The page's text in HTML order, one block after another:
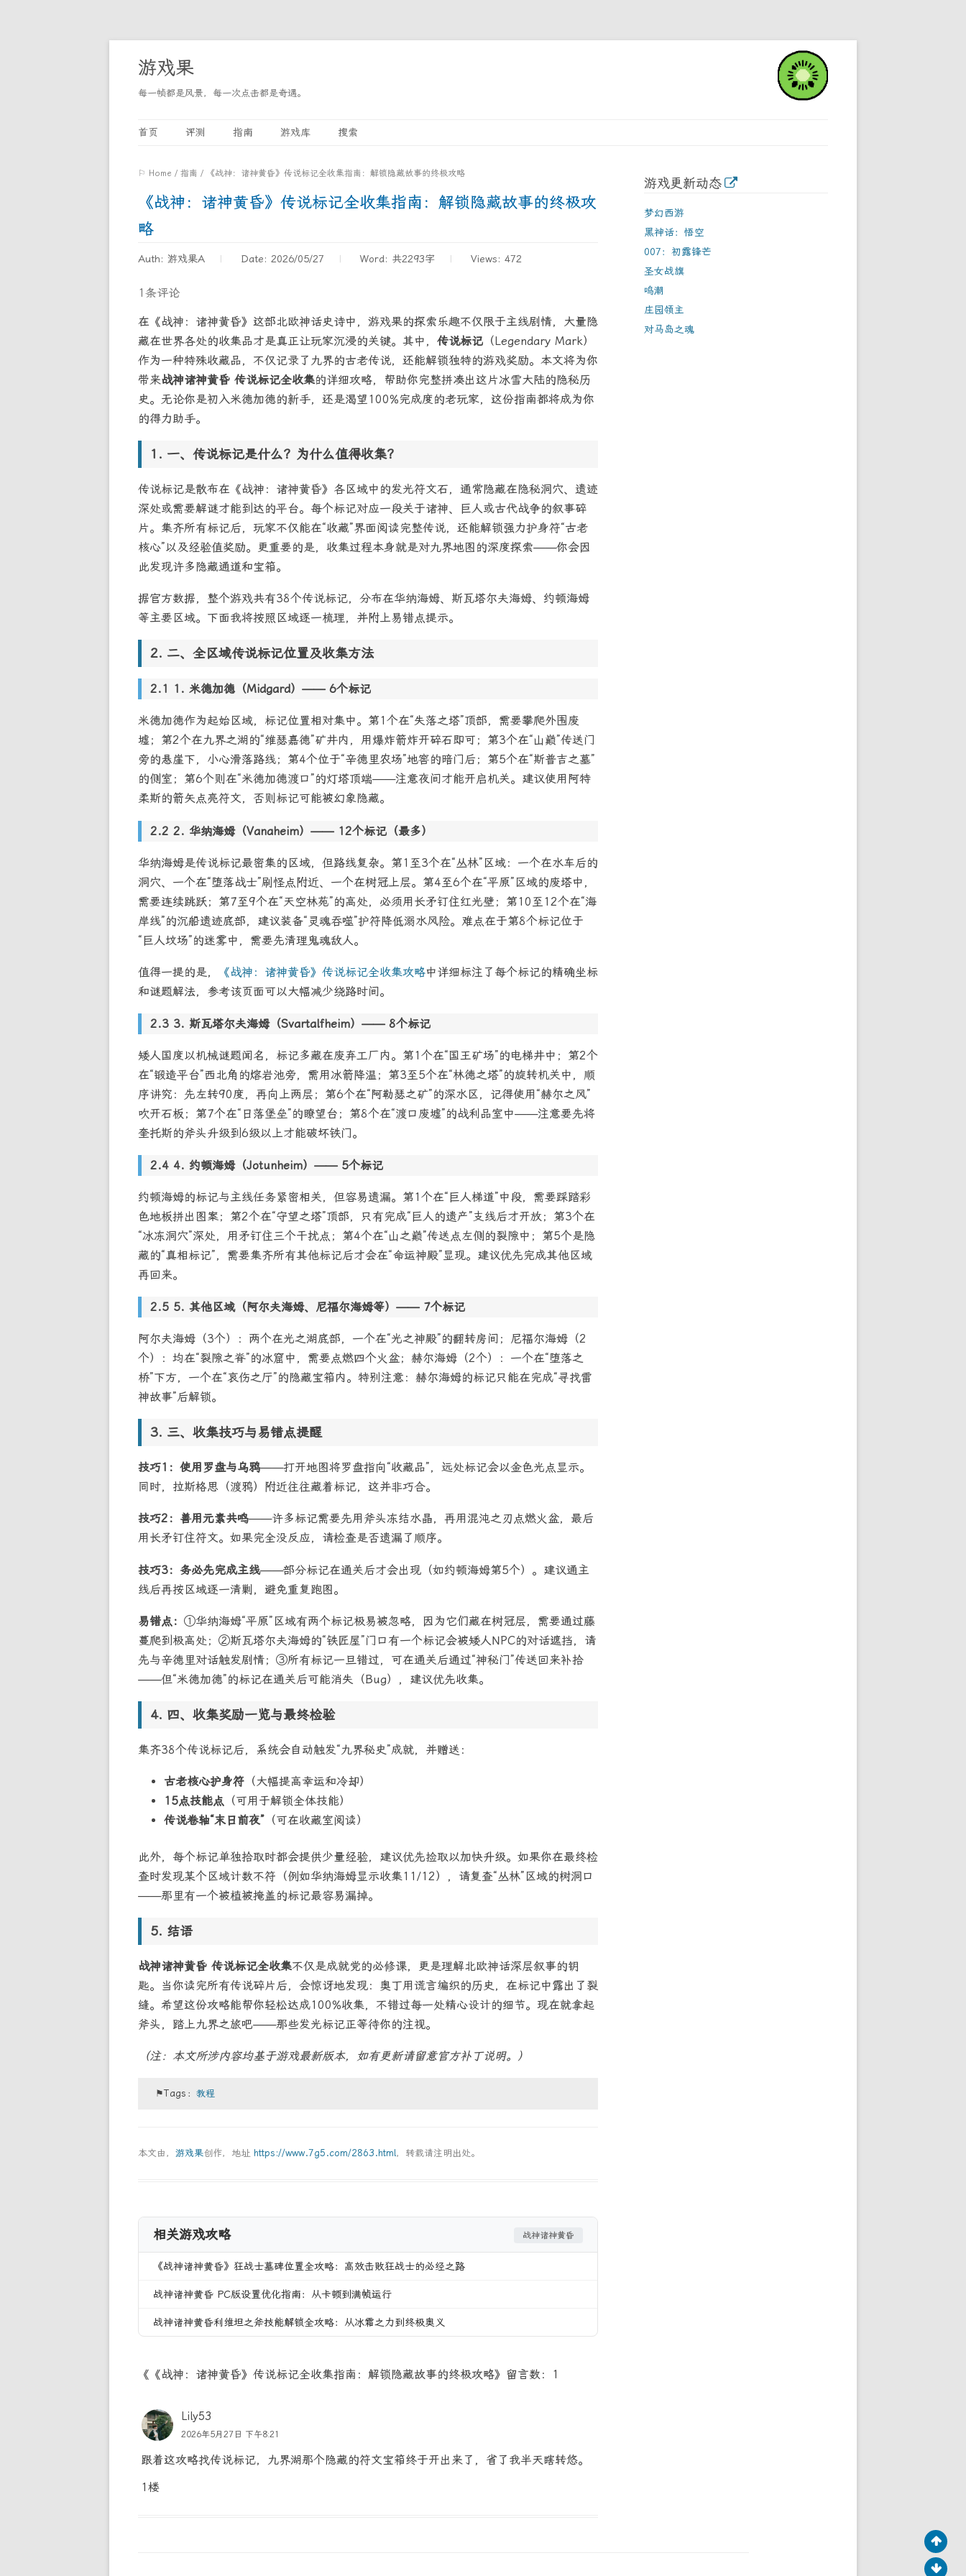
游戏果
每一帧都是风景，每一次点击都是奇遇。
首页 评测 指南 游戏库 搜索
⚐ Home / 指南 / 《战神：诸神黄昏》传说标记全收集指南：解锁隐藏故事的终极攻略
《战神：诸神黄昏》传说标记全收集指南：解锁隐藏故事的终极攻
略
Auth: 游戏果A Date: 2026/05/27 Word: 共2293字 Views: 472
1条评论
在《战神：诸神黄昏》这部北欧神话史诗中，游戏果的探索乐趣不仅限于主线剧情，大量隐
藏在世界各处的收集品才是真正让玩家沉浸的关键。其中， 传说标记 （Legendary Mark）
作为一种特殊收藏品，不仅记录了九界的古老传说，还能解锁独特的游戏奖励。本文将为你
带来战神诸神黄昏 传说标记全收集的详细攻略，帮助你完整拼凑出这片冰雪大陆的隐秘历
史。无论你是初入米德加德的新手，还是渴望100%完成度的老玩家，这份指南都将成为你
的得力助手。
一、传说标记是什么？为什么值得收集？
传说标记是散布在《战神：诸神黄昏》各区域中的发光符文石，通常隐藏在隐秘洞穴、遗迹
深处或需要解谜才能到达的平台。每个标记对应一段关于诸神、巨人或古代战争的叙事碎
片。集齐所有标记后，玩家不仅能在“收藏”界面阅读完整传说，还能解锁强力护身符“古老
核心”以及经验值奖励。更重要的是，收集过程本身就是对九界地图的深度探索——你会因
此发现许多隐藏通道和宝箱。
据官方数据，整个游戏共有38个传说标记，分布在华纳海姆、斯瓦塔尔夫海姆、约顿海姆
等主要区域。下面我将按照区域逐一梳理，并附上易错点提示。
二、全区域传说标记位置及收集方法
1. 米德加德（Midgard）—— 6个标记
米德加德作为起始区域，标记位置相对集中。第1个在“失落之塔”顶部，需要攀爬外围废
墟；第2个在九界之湖的“维瑟嘉德”矿井内，用爆炸箭炸开碎石即可；第3个在“山巅”传送门
旁的悬崖下，小心滑落路线；第4个位于“辛德里农场”地窖的暗门后；第5个在“斯普吉之墓”
的侧室；第6个则在“米德加德渡口”的灯塔顶端——注意夜间才能开启机关。建议使用阿特
柔斯的箭矢点亮符文，否则标记可能被幻象隐藏。
2. 华纳海姆（Vanaheim）—— 12个标记（最多）
华纳海姆是传说标记最密集的区域，但路线复杂。第1至3个在“丛林”区域：一个在水车后的
洞穴、一个在“堕落战士”刷怪点附近、一个在树冠上层。第4至6个在“平原”区域的废塔中，
需要连续跳跃；第7至9个在“天空林苑”的高处，必须用长矛钉住红光壁；第10至12个在“海
岸线”的沉船遗迹底部，建议装备“灵魂吞噬”护符降低溺水风险。难点在于第8个标记位于
“巨人坟场”的迷雾中，需要先清理鬼魂敌人。
值得一提的是， 《战神：诸神黄昏》传说标记全收集攻略中详细标注了每个标记的精确坐标
和谜题解法，参考该页面可以大幅减少绕路时间。
3. 斯瓦塔尔夫海姆（Svartalfheim）—— 8个标记
矮人国度以机械谜题闻名，标记多藏在废弃工厂内。第1个在“国王矿场”的电梯井中；第2个
在“锻造平台”西北角的熔岩池旁，需用冰箭降温；第3至5个在“林德之塔”的旋转机关中，顺
序讲究：先左转90度，再向上两层；第6个在“阿勒瑟之矿”的深水区，记得使用“赫尔之风”
吹开石板；第7个在“日落堡垒”的瞭望台；第8个在“渡口废墟”的战利品室中——注意要先将
奎托斯的斧头升级到6级以上才能破坏铁门。
4. 约顿海姆（Jotunheim）—— 5个标记
约顿海姆的标记与主线任务紧密相关，但容易遗漏。第1个在“巨人梯道”中段，需要踩踏彩
色地板拼出图案；第2个在“守望之塔”顶部，只有完成“巨人的遗产”支线后才开放；第3个在
“冰冻洞穴”深处，用矛钉住三个干扰点；第4个在“山之巅”传送点左侧的裂隙中；第5个是隐
藏的“真相标记”，需要集齐所有其他标记后才会在“命运神殿”显现。建议优先完成其他区域
再回来。
5. 其他区域（阿尔夫海姆、尼福尔海姆等）—— 7个标记
阿尔夫海姆（3个）：两个在光之湖底部，一个在“光之神殿”的翻转房间；尼福尔海姆（2
个）：均在“裂隙之脊”的冰窟中，需要点燃四个火盆；赫尔海姆（2个）：一个在“堕落之
桥”下方，一个在“哀伤之厅”的隐藏宝箱内。特别注意：赫尔海姆的标记只能在完成“寻找雷
神故事”后解锁。
三、收集技巧与易错点提醒
技巧1：使用罗盘与乌鸦——打开地图将罗盘指向“收藏品”，远处标记会以金色光点显示。
同时，拉斯格思（渡鸦）附近往往藏着标记，这并非巧合。
技巧2：善用元素共鸣——许多标记需要先用斧头冻结水晶，再用混沌之刃点燃火盆，最后
用长矛钉住符文。如果完全没反应，请检查是否遗漏了顺序。
技巧3：务必先完成主线——部分标记在通关后才会出现（如约顿海姆第5个）。建议通主
线后再按区域逐一清剿，避免重复跑图。
易错点： ①华纳海姆“平原”区域有两个标记极易被忽略，因为它们藏在树冠层，需要通过藤
蔓爬到极高处；②斯瓦塔尔夫海姆的“铁匠屋”门口有一个标记会被矮人NPC的对话遮挡，请
先与辛德里对话触发剧情；③所有标记一旦错过，可在通关后通过“神秘门”传送回来补拾
——但“米德加德”的标记在通关后可能消失（Bug），建议优先收集。
四、收集奖励一览与最终检验
集齐38个传说标记后，系统会自动触发“九界秘史”成就，并赠送：
古老核心护身符 （大幅提高幸运和冷却）
15点技能点 （可用于解锁全体技能）
传说卷轴“末日前夜” （可在收藏室阅读）
此外，每个标记单独拾取时都会提供少量经验，建议优先捡取以加快升级。如果你在最终检
查时发现某个区域计数不符（例如华纳海姆显示收集11/12），请复查“丛林”区域的树洞口
——那里有一个被植被掩盖的标记最容易漏掉。
结语
战神诸神黄昏 传说标记全收集不仅是成就党的必修课，更是理解北欧神话深层叙事的钥
匙。当你读完所有传说碎片后，会惊讶地发现：奥丁用谎言编织的历史，在标记中露出了裂
缝。希望这份攻略能帮你轻松达成100%收集，不错过每一处精心设计的细节。现在就拿起
斧头，踏上九界之旅吧——那些发光标记正等待你的注视。
（注：本文所涉内容均基于游戏最新版本，如有更新请留意官方补丁说明。）
⚑Tags：教程
本文由， 游戏果创作，地址 https://www.7g5.com/2863.html，转载请注明出处。
相关游戏攻略 战神诸神黄昏
《战神诸神黄昏》狂战士墓碑位置全攻略：高效击败狂战士的必经之路
战神诸神黄昏 PC版设置优化指南：从卡顿到满帧运行
战神诸神黄昏利维坦之斧技能解锁全攻略：从冰霜之力到终极奥义
《《战神：诸神黄昏》传说标记全收集指南：解锁隐藏故事的终极攻略》留言数：1
Lily53
2026年5月27日 下午8:21
跟着这攻略找传说标记，九界湖那个隐藏的符文宝箱终于开出来了，省了我半天瞎转悠。
1楼
游戏更新动态
梦幻西游
黑神话：悟空
007：初露锋芒
圣女战旗
鸣潮
庄园领主
对马岛之魂